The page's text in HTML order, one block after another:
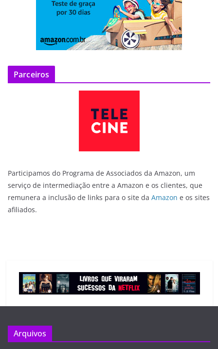
Parceiros
Participamos do Programa de Associados da Amazon, um
serviço de intermediação entre a Amazon e os clientes, que
remunera a inclusão de links para o site da Amazon e os sites
afiliados.
Arquivos